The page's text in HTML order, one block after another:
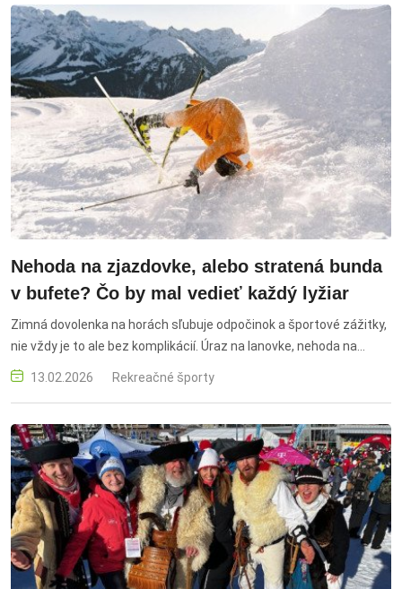
podmienky, panoramatické výhľady, rodinné aktivity, aktívni
športovci, podujatia, folklórne tradície, wellness, termálne vodné
parky, Bešeňová, Tatralandia
Nehoda na zjazdovke, alebo stratená bunda
v bufete? Čo by mal vedieť každý lyžiar
Zimná dovolenka na horách sľubuje odpočinok a športové zážitky,
nie vždy je to ale bez komplikácií. Úraz na lanovke, nehoda na
zjazdovke, alebo stratená bunda počas krátkej zastávky v
horskom bufete – aj takéto situácie sa môžu lyžiarom stať. Ako
hory vyrazíte?
13.02.2026 Rekreačné športy